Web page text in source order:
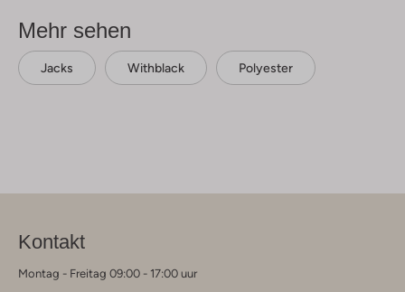
Mehr sehen
Jacks Withblack Polyester
Kontakt
Montag - Freitag 09:00 - 17:00 uur